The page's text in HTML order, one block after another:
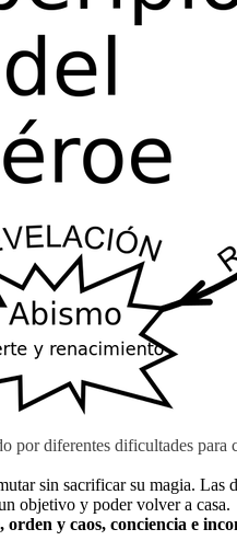
diferentes dificultades
sin sacrificar su magia.
objetivo y poder volver a casa.
y caos, conciencia e